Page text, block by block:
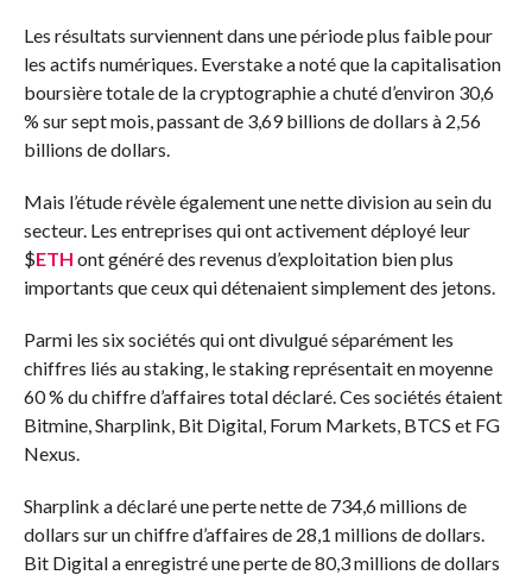
Les résultats surviennent dans une période plus faible pour
les actifs numériques. Everstake a noté que la capitalisation
boursière totale de la cryptographie a chuté d’environ 30,6
% sur sept mois, passant de 3,69 billions de dollars à 2,56
billions de dollars.
Mais l’étude révèle également une nette division au sein du
secteur. Les entreprises qui ont activement déployé leur
$ETH ont généré des revenus d’exploitation bien plus
importants que ceux qui détenaient simplement des jetons.
Parmi les six sociétés qui ont divulgué séparément les
chiffres liés au staking, le staking représentait en moyenne
60 % du chiffre d’affaires total déclaré. Ces sociétés étaient
Bitmine, Sharplink, Bit Digital, Forum Markets, BTCS et FG
Nexus.
Sharplink a déclaré une perte nette de 734,6 millions de
dollars sur un chiffre d’affaires de 28,1 millions de dollars.
Bit Digital a enregistré une perte de 80,3 millions de dollars